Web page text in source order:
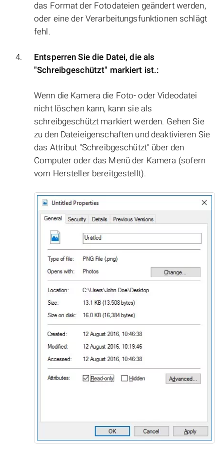
das Format der Fotodateien geändert werden,
oder eine der Verarbeitungsfunktionen schlägt
fehl.
Entsperren Sie die Datei, die als
"Schreibgeschützt" markiert ist.:
Wenn die Kamera die Foto- oder Videodatei
nicht löschen kann, kann sie als
schreibgeschützt markiert werden. Gehen Sie
zu den Dateieigenschaften und deaktivieren Sie
das Attribut "Schreibgeschützt" über den
Computer oder das Menü der Kamera (sofern
vom Hersteller bereitgestellt).